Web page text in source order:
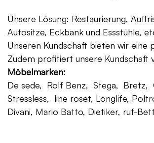
Unsere Lösung: Restaurierung,
Autositze, Eckbank und Essstühle,
Unseren Kundschaft bieten wir eine
Zudem profitiert unsere Kundschaft
Möbelmarken:
De sede, Rolf Benz, Stega, Bretz,
Stressless, line roset, Longlife,
Divani, Mario Batto, Dietiker, ruf-